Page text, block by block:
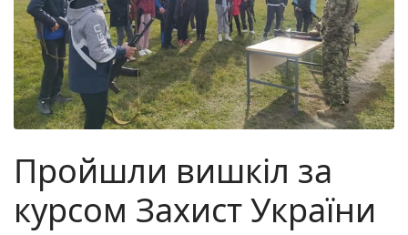
Пройшли вишкіл за
курсом Захист України